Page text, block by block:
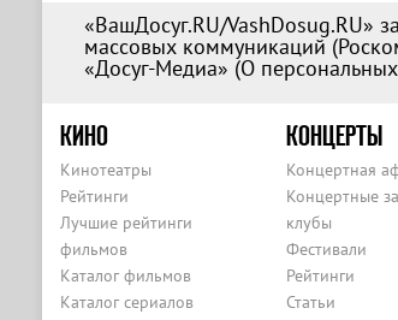
«ВашДосуг.RU/VashDosug.RU»
массовых коммуникаций
«Досуг-Медиа» (О
КИНО
Кинотеатры
Рейтинги
Лучшие рейтинги
фильмов
Каталог фильмов
Каталог сериалов
КОНЦЕРТЫ
Концертная
Концертные
клубы
Фестивали
Рейтинги
Статьи